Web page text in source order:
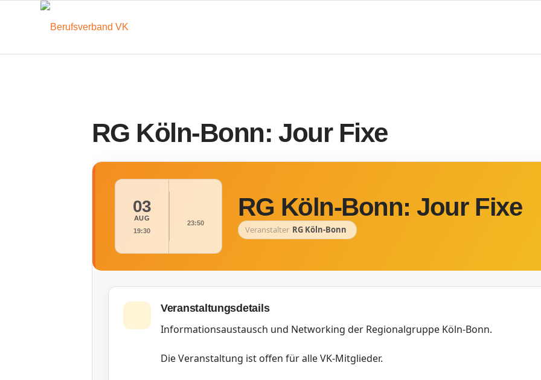
RG Köln-Bonn: Jour Fixe
03
AUG
19:30
23:50
RG Köln-Bonn: Jour Fixe
Veranstalter RG Köln-Bonn
Veranstaltungsdetails
Informationsaustausch und Networking der Regionalgruppe Köln-Bonn.
Die Veranstaltung ist offen für alle VK-Mitglieder.